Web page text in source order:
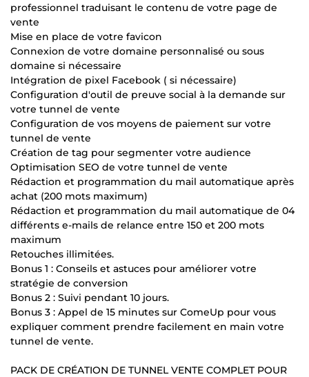
professionnel traduisant le contenu de votre page de
vente
Mise en place de votre favicon
Connexion de votre domaine personnalisé ou sous
domaine si nécessaire
Intégration de pixel Facebook ( si nécessaire)
Configuration d'outil de preuve social à la demande sur
votre tunnel de vente
Configuration de vos moyens de paiement sur votre
tunnel de vente
Création de tag pour segmenter votre audience
Optimisation SEO de votre tunnel de vente
Rédaction et programmation du mail automatique après
achat (200 mots maximum)
Rédaction et programmation du mail automatique de 04
différents e-mails de relance entre 150 et 200 mots
maximum
Retouches illimitées.
Bonus 1 : Conseils et astuces pour améliorer votre
stratégie de conversion
Bonus 2 : Suivi pendant 10 jours.
Bonus 3 : Appel de 15 minutes sur ComeUp pour vous
expliquer comment prendre facilement en main votre
tunnel de vente.
PACK DE CRÉATION DE TUNNEL VENTE COMPLET POUR